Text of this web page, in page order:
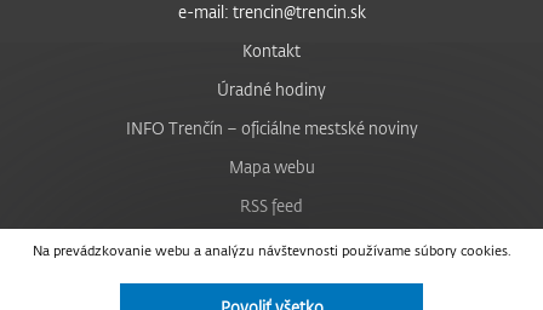
Na prevádzkovanie webu a analýzu návštevnosti používame súbory cookies.
e-mail: trencin@trencin.sk
Kontakt
Úradné hodiny
INFO Trenčín – oficiálne mestské noviny
Mapa webu
RSS feed
Nastavenie cookies
Facebook